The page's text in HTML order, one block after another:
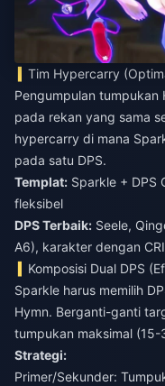
Tim Hypercarry
Pengumpulan
pada rekan yang sama
hypercarry di mana
pada satu DPS.
Templat: Sparkle + DPS
fleksibel
DPS Terbaik: Seele,
A6), karakter dengan
Komposisi Dual DPS
Sparkle harus memilih
Hymn. Berganti-ganti
tumpukan maksimal (15-
Strategi:
Primer/Sekunder: